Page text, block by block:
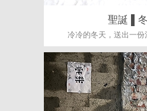
聖誕 ▌
冷冷的冬天，送出一份